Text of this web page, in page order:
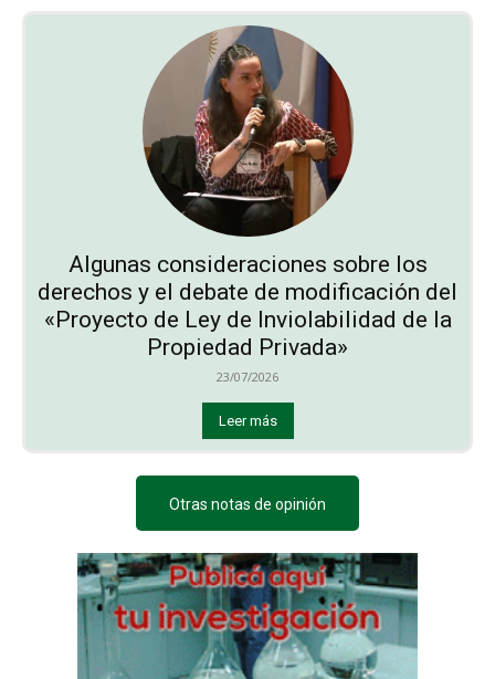
Algunas consideraciones sobre los
derechos y el debate de modificación del
«Proyecto de Ley de Inviolabilidad de la
Propiedad Privada»
23/07/2026
Leer más
Otras notas de opinión